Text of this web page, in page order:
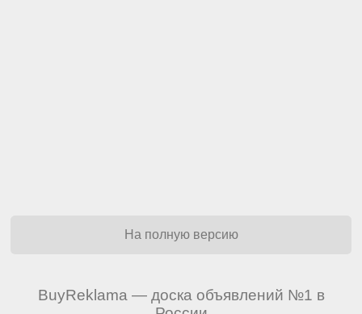
На полную версию
BuyReklama — доска объявлений №1 в